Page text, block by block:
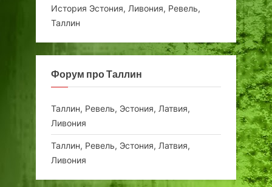
История Эстония, Ливония, Ревель,
Таллин
Форум про Таллин
Таллин, Ревель, Эстония, Латвия,
Ливония
Таллин, Ревель, Эстония, Латвия,
Ливония